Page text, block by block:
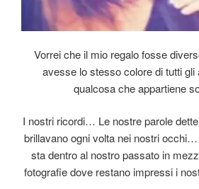
Vorrei che il mio regalo fosse
avesse lo stesso colore di tutti
qualcosa che appartiene
I nostri ricordi… Le nostre parole
brillavano ogni volta nei nostri
sta dentro al nostro passato in
fotografie dove restano impressi i